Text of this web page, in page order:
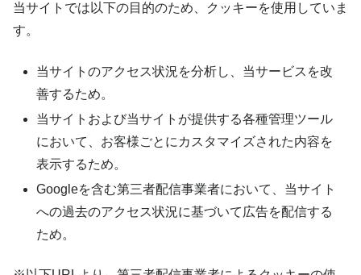
当サイトでは以下の目的のため、クッキーを使用していま
す。
当サイトのアクセス状況を分析し、当サービスを改
善するため。
当サイトおよび当サイトが提供する各種管理ツール
において、お客様ごとにカスタマイズされた内容を
表示するため。
Googleを含む第三者配信事業者において、当サイト
への過去のアクセス状況に基づいて広告を配信する
ため。